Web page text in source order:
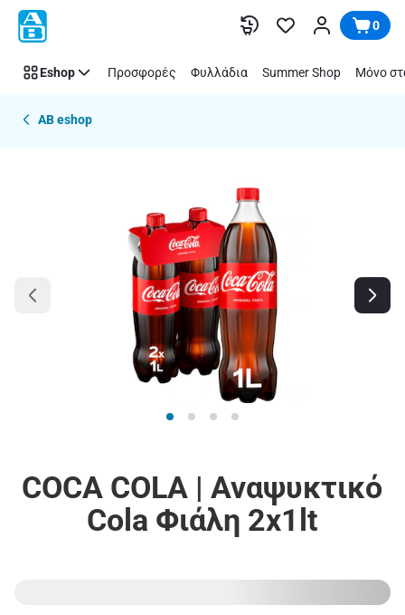
Παράλειψη 0
Eshop Προσφορές Φυλλάδια Summer Shop Μόνο
AB eshop
COCA COLA | Αναψυκτικό
Cola Φιάλη 2x1lt